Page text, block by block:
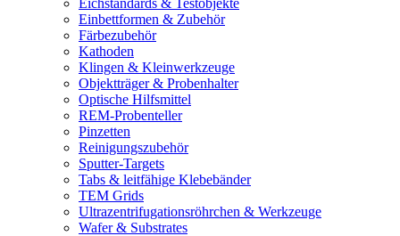
Eichstandards & Testobjekte
Einbettformen & Zubehör
Färbezubehör
Kathoden
Klingen & Kleinwerkzeuge
Objektträger & Probenhalter
Optische Hilfsmittel
REM-Probenteller
Pinzetten
Reinigungszubehör
Sputter-Targets
Tabs & leitfähige Klebebänder
TEM Grids
Ultrazentrifugationsröhrchen & Werkzeuge
Wafer & Substrates